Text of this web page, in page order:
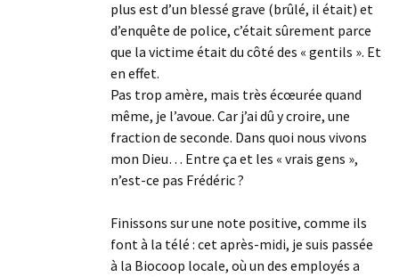
plus est d’un blessé grave (brûlé, il était) et
d’enquête de police, c’était sûrement parce
que la victime était du côté des « gentils ». Et
en effet.
Pas trop amère, mais très écœurée quand
même, je l’avoue. Car j’ai dû y croire, une
fraction de seconde. Dans quoi nous vivons
mon Dieu… Entre ça et les « vrais gens »,
n’est-ce pas Frédéric ?
Finissons sur une note positive, comme ils
font à la télé : cet après-midi, je suis passée
à la Biocoop locale, où un des employés a